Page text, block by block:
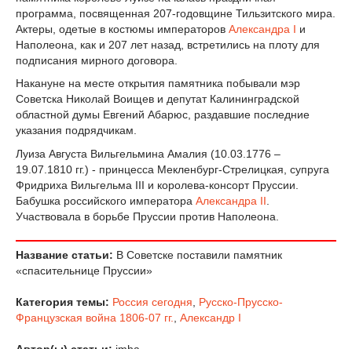
программа, посвященная 207-годовщине Тильзитского мира.
Актеры, одетые в костюмы императоров Александра I и
Наполеона, как и 207 лет назад, встретились на плоту для
подписания мирного договора.
Накануне на месте открытия памятника побывали мэр
Советска Николай Воищев и депутат Калининградской
областной думы Евгений Абарюс, раздавшие последние
указания подрядчикам.
Луиза Августа Вильгельмина Амалия (10.03.1776 –
19.07.1810 гг.) - принцесса Мекленбург-Стрелицкая, супруга
Фридриха Вильгельма III и королева-консорт Пруссии.
Бабушка российского императора Александра II
Участвовала в борьбе Пруссии против Наполеона.
Название статьи: В Советске поставили памятник
«спасительнице Пруссии»
Категория темы: Россия сегодня
Русско-Прусско-
Французская война 1806-07 гг.
Александр I